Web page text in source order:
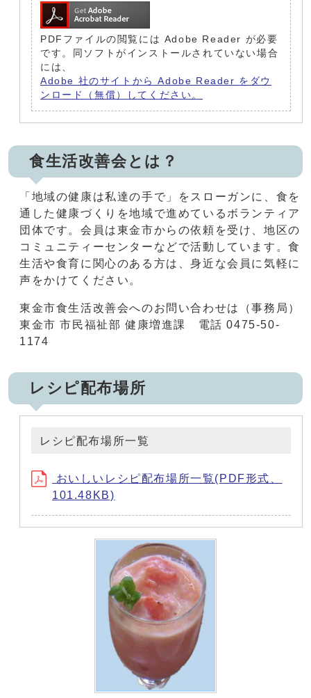
PDFファイルの閲覧には Adobe Reader が必要
です。同ソフトがインストールされていない場合
には、
Adobe 社のサイトから Adobe Reader をダウ
ンロード（無償）してください。
食生活改善会とは？
「地域の健康は私達の手で」をスローガンに、食を
通した健康づくりを地域で進めているボランティア
団体です。会員は東金市からの依頼を受け、地区の
コミュニティーセンターなどで活動しています。食
生活や食育に関心のある方は、身近な会員に気軽に
声をかけてください。
東金市食生活改善会へのお問い合わせは（事務局）
東金市 市民福祉部 健康増進課 電話 0475-50-
1174
レシピ配布場所
レシピ配布場所一覧
おいしいレシピ配布場所一覧(PDF形式、
101.48KB)